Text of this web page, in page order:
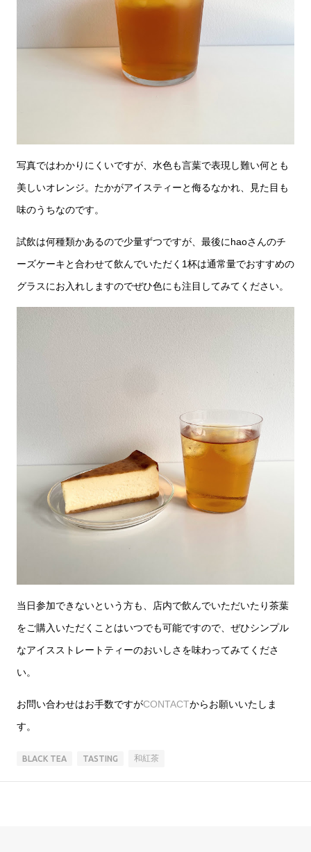
写真ではわかりにくいですが、水色も言葉で表現し難い何とも
美しいオレンジ。たかがアイスティーと侮るなかれ、見た目も
味のうちなのです。
試飲は何種類かあるので少量ずつですが、最後にhaoさんのチ
ーズケーキと合わせて飲んでいただく1杯は通常量でおすすめの
グラスにお入れしますのでぜひ色にも注目してみてください。
当日参加できないという方も、店内で飲んでいただいたり茶葉
をご購入いただくことはいつでも可能ですので、ぜひシンプル
なアイスストレートティーのおいしさを味わってみてくださ
い。
お問い合わせはお手数ですがCONTACTからお願いいたしま
す。
BLACK TEA TASTING 和紅茶